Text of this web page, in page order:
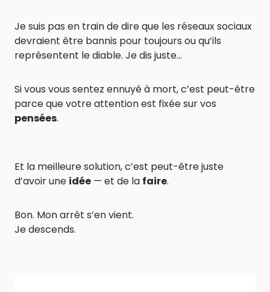
Je suis pas en train de dire que les réseaux sociaux
devraient être bannis pour toujours ou qu’ils
représentent le diable. Je dis juste…
Si vous vous sentez ennuyé à mort, c’est peut-être
parce que votre attention est fixée sur vos
pensées.
Et la meilleure solution, c’est peut-être juste
d’avoir une idée — et de la faire.
Bon. Mon arrêt s’en vient.
Je descends.